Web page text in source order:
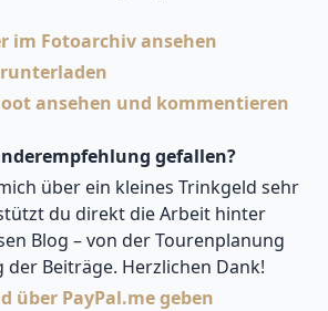
im Fotoarchiv ansehen
ansehen und kommentieren
gefallen?
über ein kleines Trinkgeld sehr
du direkt die Arbeit hinter
Blog – von der Tourenplanung
der Beiträge. Herzlichen Dank!
über PayPal.me geben